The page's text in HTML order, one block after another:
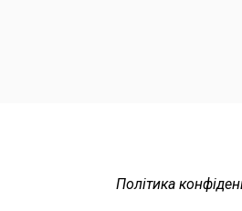
Політика